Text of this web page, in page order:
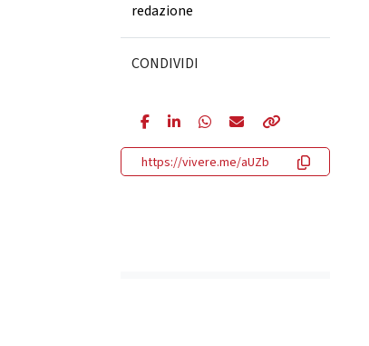
redazione
CONDIVIDI
https://vivere.me/aUZb